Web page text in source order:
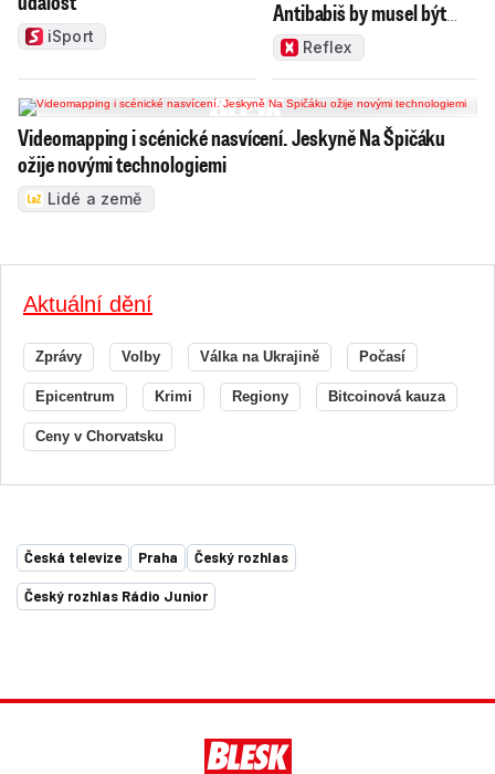
iSport
Antibabiš by musel být
jako Spider-Man
Reflex
Videomapping i scénické nasvícení. Jeskyně Na Špičáku
ožije novými technologiemi
Lidé a země
Aktuální dění
Zprávy Volby Válka na Ukrajině Počasí
Epicentrum Krimi Regiony Bitcoinová kauza
Ceny v Chorvatsku
Česká televize Praha Český rozhlas
Český rozhlas Rádio Junior